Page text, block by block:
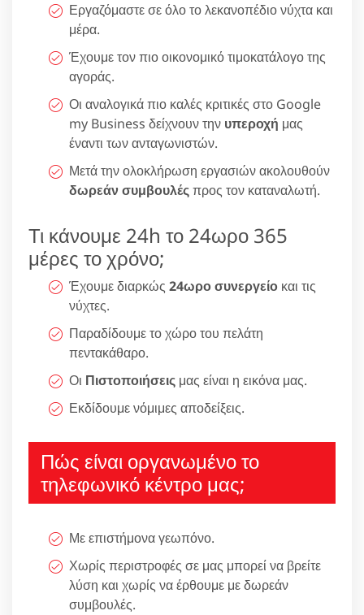
Εργαζόμαστε σε όλο το λεκανοπέδιο νύχτα και
μέρα.
Έχουμε τον πιο οικονομικό τιμοκατάλογο της
αγοράς.
Οι αναλογικά πιο καλές κριτικές στο Google
my Business δείχνουν την υπεροχή μας
έναντι των ανταγωνιστών.
Μετά την ολοκλήρωση εργασιών ακολουθούν
δωρεάν συμβουλέςπρος τον καταναλωτή.
Τι κάνουμε 24h το 24ωρο 365
μέρες το χρόνο;
Έχουμε διαρκώς 24ωρο συνεργείο και τις
νύχτες.
Παραδίδουμε το χώρο του πελάτη
πεντακάθαρο.
Οι Πιστοποιήσεις μας είναι η εικόνα μας.
Εκδίδουμε νόμιμες αποδείξεις.
Πώς είναι οργανωμένο το
τηλεφωνικό κέντρο μας;
Με επιστήμονα γεωπόνο.
Χωρίς περιστροφές σε μας μπορεί να βρείτε
λύση και χωρίς να έρθουμε με δωρεάν
συμβουλές.